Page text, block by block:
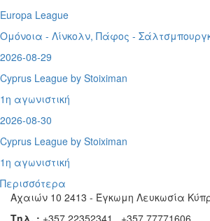
Europa League
Ομόνοια - Λίνκολν, Πάφος -
2026-08-29
Cyprus League by Stoiximan
1η αγωνιστική
2026-08-30
Cyprus League by Stoiximan
1η αγωνιστική
Περισσότερα
Αχαιών 10 2413 - Έγκωμη Λευκωσία